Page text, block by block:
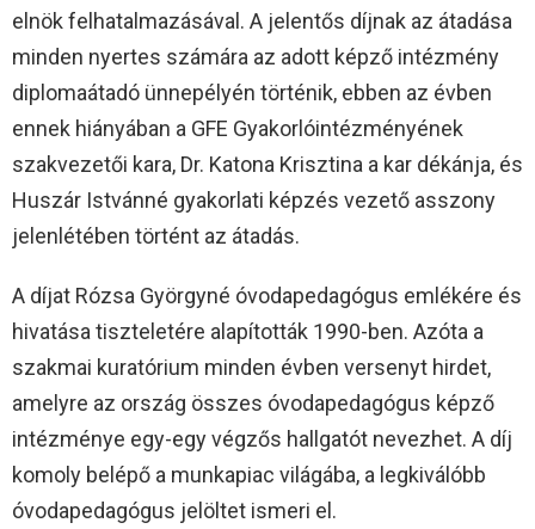
elnök felhatalmazásával. A jelentős díjnak az átadása
minden nyertes számára az adott képző intézmény
diplomaátadó ünnepélyén történik, ebben az évben
ennek hiányában a GFE Gyakorlóintézményének
szakvezetői kara, Dr. Katona Krisztina a kar dékánja, és
Huszár Istvánné gyakorlati képzés vezető asszony
jelenlétében történt az átadás.
A díjat Rózsa Györgyné óvodapedagógus emlékére és
hivatása tiszteletére alapították 1990-ben. Azóta a
szakmai kuratórium minden évben versenyt hirdet,
amelyre az ország összes óvodapedagógus képző
intézménye egy-egy végzős hallgatót nevezhet. A díj
komoly belépő a munkapiac világába, a legkiválóbb
óvodapedagógus jelöltet ismeri el.